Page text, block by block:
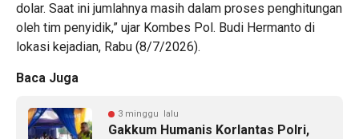
dolar. Saat ini jumlahnya masih dalam proses penghitungan
oleh tim penyidik,” ujar Kombes Pol. Budi Hermanto di
lokasi kejadian, Rabu (8/7/2026).
Baca Juga
3 minggu lalu
Gakkum Humanis Korlantas Polri,